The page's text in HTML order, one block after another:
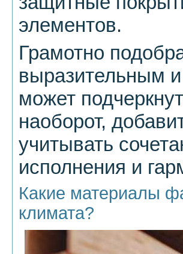
элементов.
Грамотно
выразительным
может
наоборот,
учитывать
исполнения и
Какие материалы
климата?